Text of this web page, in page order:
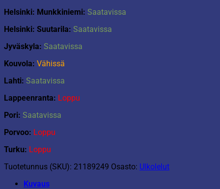
Helsinki: Munkkiniemi: Saatavissa
Helsinki: Suutarila: Saatavissa
Jyväskyla: Saatavissa
Kouvola: Vähissä
Lahti: Saatavissa
Lappeenranta: Loppu
Pori: Saatavissa
Porvoo: Loppu
Turku: Loppu
Tuotetunnus (SKU): 21189249 Osasto: Ulkolelut
Kuvaus